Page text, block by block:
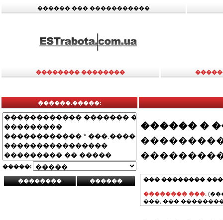
������ ��� �����������
�������� ��������
������.�����:
�����:
������ �
��� ��������
�������� ���.
���, ���